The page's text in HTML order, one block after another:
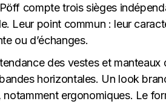
compte trois sièges
Leur point commun : leur
ou d’échanges.
des vestes et manteaux
horizontales. Un look
notamment ergonomiques. Le